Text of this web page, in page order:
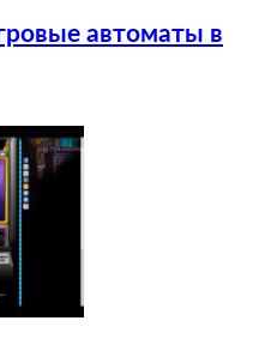
автоматы в